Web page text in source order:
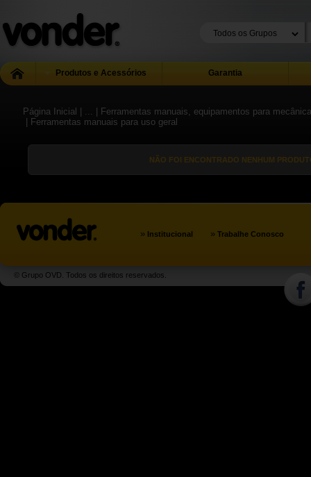
Produtos e Acessórios Garantia
Página Inicial | ...
| Ferramentas manuais, equipamentos para
| Ferramentas manuais para uso geral
NÃO FOI ENCONTRADO NENHUM
» Institucional » Trabalhe Conosco
© Grupo OVD. Todos os direitos reservados.